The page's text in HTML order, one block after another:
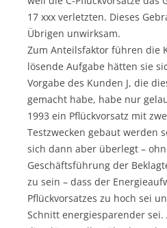
17 xxx verletzten. Dieses
Übrigen unwirksam.
Zum Anteilsfaktor führen die
lösende Aufgabe hätten sie
Vorgabe des Kunden J, die
gemacht habe, habe nur
1993 ein Pflückvorsatz mit
Testzwecken gebaut werden
sich dann aber überlegt –
Geschäftsführung der
zu sein – dass der
Pflückvorsatzes zu hoch sei
Schnitt energiesparender